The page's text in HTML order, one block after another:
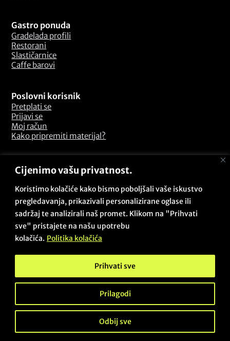
Cijenimo vašu privatnost.
Koristimo kolačiće kako bismo poboljšali vaše iskustvo
pregledavanja, prikazivali personalizirane oglase ili
sadržaj te analizirali naš promet. Klikom na "Prihvati
sve" pristajete na našu upotrebu
kolačića. Politika kolačića
Prilagodi
Odbij sve
Prihvati sve
Gastro ponuda
Gradelada profili
Restorani
Slastičarnice
Caffe barovi
Poslovni korisnik
Pretplati se
Prijavi se
Moj račun
Kako pripremiti materijal?
Odredbe i uvjeti
Pitanja i odgovori
Opći uvjeti poslovanja
Sigurnosna politika
Politika kolačića
Politika privatnosti
Povrati i reklamacije
Copyright © 2026 - Beta Zadar PRO / Sva prava pridržana /
Des & dev:@projectby.it